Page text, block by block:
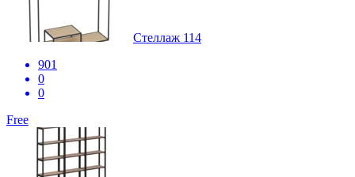
Стеллаж 114
901
0
0
Free